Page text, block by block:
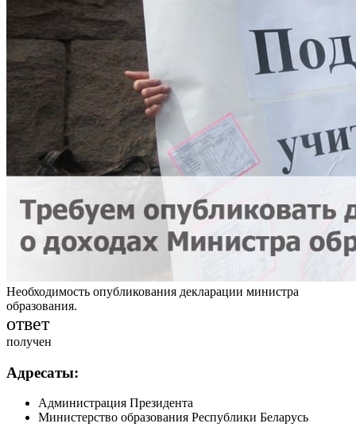
Необходимость опубликования декларации министра
образования.
ответ
получен
Адресаты:
Администрация Президента
Министерство образования Республики Беларусь